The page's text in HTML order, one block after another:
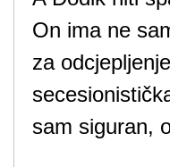
On ima ne
za
sam siguran,